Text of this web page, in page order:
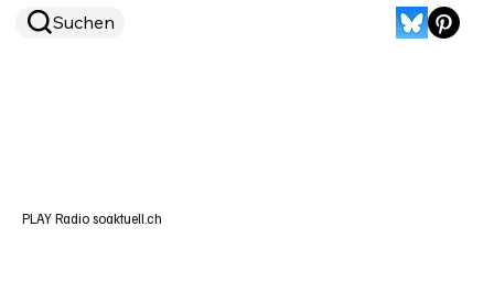
Suchen
PLAY Radio soaktuell.ch